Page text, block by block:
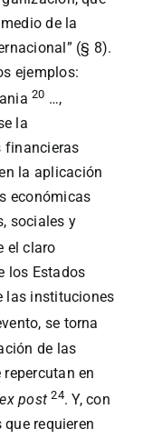
de la
(§ 8).
ejemplos:
20 …,
la
financieras
la aplicación
económicas
sociales y
el claro
los Estados
las instituciones
se torna
de las
en
ex post 24. Y, con
requieren